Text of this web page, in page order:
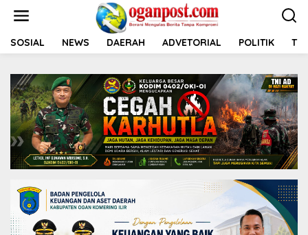
t
SOSIAL NEWS DAERAH ADVETORIAL POLITIK